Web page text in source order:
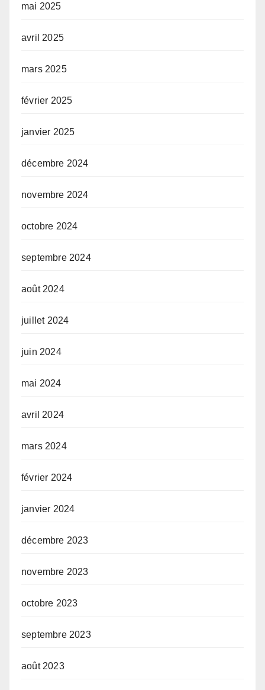
mai 2025
avril 2025
mars 2025
février 2025
janvier 2025
décembre 2024
novembre 2024
octobre 2024
septembre 2024
août 2024
juillet 2024
juin 2024
mai 2024
avril 2024
mars 2024
février 2024
janvier 2024
décembre 2023
novembre 2023
octobre 2023
septembre 2023
août 2023